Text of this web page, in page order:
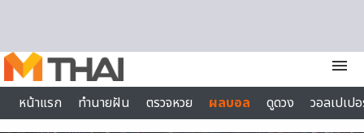
menu
หน้าแรก
ทำนายฝัน ตรวจหวย ผลบอล ดูดวง
วอลเปเป